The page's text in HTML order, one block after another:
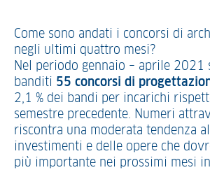
Come sono andati i concorsi di
negli ultimi quattro mesi?
Nel periodo gennaio – aprile 2021
banditi 55 concorsi di
2,1 % dei bandi per incarichi
semestre precedente. Numeri
riscontra una moderata tendenza
investimenti e delle opere che
più importante nei prossimi mesi